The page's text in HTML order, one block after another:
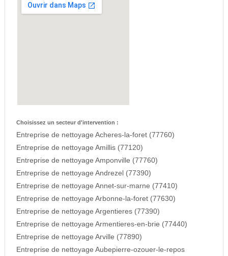
Choisissez un secteur d'intervention :
Entreprise de nettoyage Acheres-la-foret (77760)
Entreprise de nettoyage Amillis (77120)
Entreprise de nettoyage Amponville (77760)
Entreprise de nettoyage Andrezel (77390)
Entreprise de nettoyage Annet-sur-marne (77410)
Entreprise de nettoyage Arbonne-la-foret (77630)
Entreprise de nettoyage Argentieres (77390)
Entreprise de nettoyage Armentieres-en-brie (77440)
Entreprise de nettoyage Arville (77890)
Entreprise de nettoyage Aubepierre-ozouer-le-repos